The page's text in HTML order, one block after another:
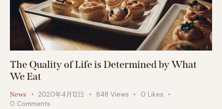
The Quality of Life is Determined by What
We Eat
News 2020年4月12日 848 Views 0 Likes
0 Comments